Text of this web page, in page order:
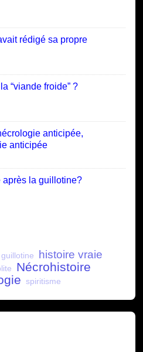
rédigé sa propre
“viande froide” ?
anticipée,
anticipée
après la guillotine?
guillotine histoire vraie
Nécrohistoire
spiritisme